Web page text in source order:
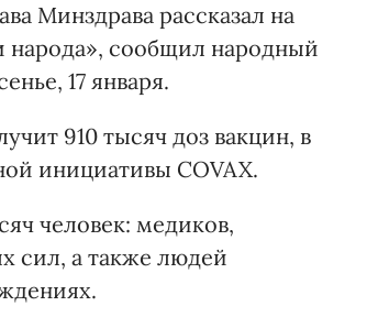
Минздрава рассказал на
народа», сообщил народный
17 января.
910 тысяч доз вакцин, в
инициативы COVAX.
человек: медиков,
сил, а также людей